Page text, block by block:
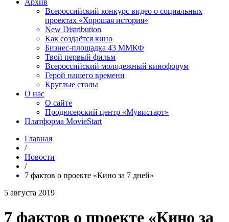
Архив
Всероссийский конкурс видео о социальных
проектах «Хорошая история»
New Distribution
Как создаётся кино
Бизнес-площадка 43 ММКФ
Твой первый фильм
Всероссийский молодежный кинофорум
Герой нашего времени
Круглые столы
О нас
О сайте
Продюсерский центр «Мувистарт»
Платформа MovieStart
Главная
/
Новости
/
7 фактов о проекте «Кино за 7 дней»
5 августа 2019
7 фактов о проекте «Кино за